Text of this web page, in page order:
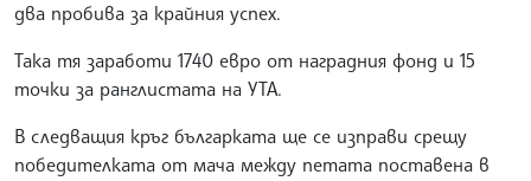
два пробива за крайния успех.
Така тя заработи 1740 евро от наградния фонд и 15
точки за ранглистата на УТА.
В следващия кръг българката ще се изправи срещу
победителката от мача между петата поставена в